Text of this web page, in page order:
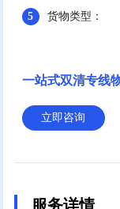
5 货物类型：
一站式双清专线
立即咨询
服务详情